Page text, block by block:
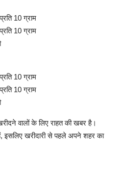
10 ग्राम
10 ग्राम
10 ग्राम
10 ग्राम
वालों के लिए राहत की खबर है।
इसलिए खरीदारी से पहले अपने शहर का